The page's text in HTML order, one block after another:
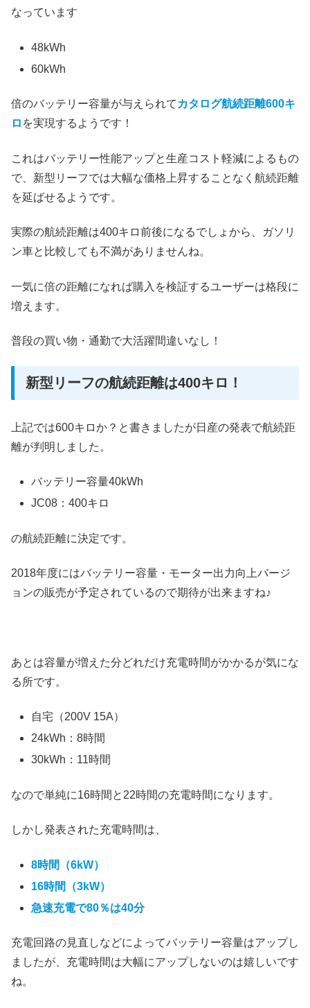
なっています
48kWh
60kWh
倍のバッテリー容量が与えられてカタログ航続距離600キ
ロ を実現するようです！
これはバッテリー性能アップと生産コスト軽減によるもの
で、新型リーフでは大幅な価格上昇することなく航続距離
を延ばせるようです。
実際の航続距離は400キロ前後になるでしょから、ガソリ
ン車と比較しても不満がありませんね。
一気に倍の距離になれば購入を検証するユーザーは格段に
増えます。
普段の買い物・通勤で大活躍間違いなし！
新型リーフの航続距離は400キロ！
上記では600キロか？と書きましたが日産の発表で航続距
離が判明しました。
バッテリー容量40kWh
JC08：400キロ
の航続距離に決定です。
2018年度にはバッテリー容量・モーター出力向上バージ
ョンの販売が予定されているので期待が出来ますね♪
あとは容量が増えた分どれだけ充電時間がかかるが気にな
る所です。
自宅（200V 15A）
24kWh：8時間
30kWh：11時間
なので単純に16時間と22時間の充電時間になります。
しかし発表された充電時間は、
8時間（6kW）
16時間（3kW）
急速充電で80％は40分
充電回路の見直しなどによってバッテリー容量はアップし
ましたが、充電時間は大幅にアップしないのは嬉しいです
ね。